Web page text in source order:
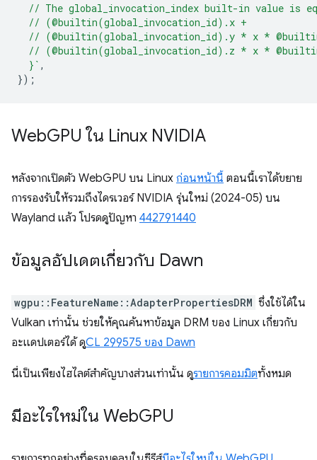
// The global_invocation_index built-in value is
  // (@builtin(global_invocation_id).x +
// (@builtin(global_invocation_id).y * x *
// (@builtin(global_invocation_id).z * x *
  }`
,
});
WebGPU ใน Linux NVIDIA
หลังจากเปิดตัว WebGPU บน Linux ก่อนหน้านี้ ตอนนี้เราได้ขยาย
การรองรับให้รวมถึงไดรเวอร์ NVIDIA รุ่นใหม่ (2024-05) บน
Wayland แล้ว โปรดดูปัญหา 442791440
ข้อมูลอัปเดตเกี่ยวกับ Dawn
wgpu::FeatureName::AdapterPropertiesDRM ซึ่งใช้ได้ใน
Vulkan เท่านั้น ช่วยให้คุณค้นหาข้อมูล DRM ของ Linux เกี่ยวกับ
อะแดปเตอร์ได้ ดูCL 299575 ของ Dawn
นี่เป็นเพียงไฮไลต์สำคัญบางส่วนเท่านั้น ดูรายการคอมมิตทั้งหมด
มีอะไรใหม่ใน WebGPU